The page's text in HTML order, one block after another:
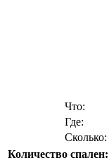
Что:
Где:
Сколько:
Количество спален: